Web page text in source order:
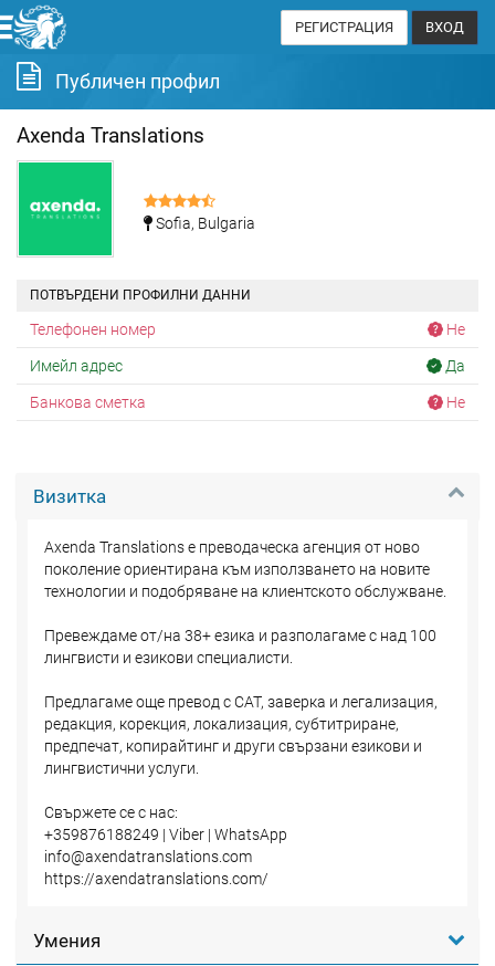
РЕГИСТРАЦИЯ ВХОД
Публичен профил
Axenda Translations
Sofia, Bulgaria
ПОТВЪРДЕНИ ПРОФИЛНИ ДАННИ
Телефонен номер Не
Имейл адрес Да
Банкова сметка Не
Визитка
Axenda Translations е преводаческа агенция от ново
поколение ориентирана към използването на новите
технологии и подобряване на клиентското обслужване.
Превеждаме от/на 38+ езика и разполагаме с над 100
лингвисти и езикови специалисти.
Предлагаме още превод с CAT, заверка и легализация,
редакция, корекция, локализация, субтитриране,
предпечат, копирайтинг и други свързани езикови и
лингвистични услуги.
Свържете се с нас:
+359876188249 | Viber | WhatsApp
info@axendatranslations.com
https://axendatranslations.com/
Умения